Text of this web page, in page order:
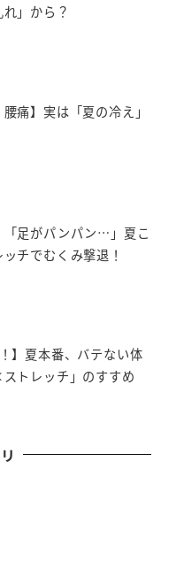
れ」から？
腰痛】実は「夏の冷え」
「足がパンパン…」夏こ
チでむくみ撃退！
】夏本番、バテない体
トレッチ」のすすめ